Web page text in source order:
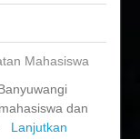
Mahasiswa
dan
Lanjutkan